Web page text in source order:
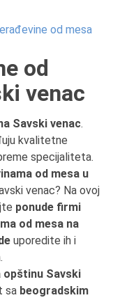
od mesa
od
venac
Savski venac.
kvalitetne
specijaliteta.
od mesa u
venac? Na ovoj
ponude firmi
od mesa na
uporedite ih i
opštinu Savski
sa beogradskim